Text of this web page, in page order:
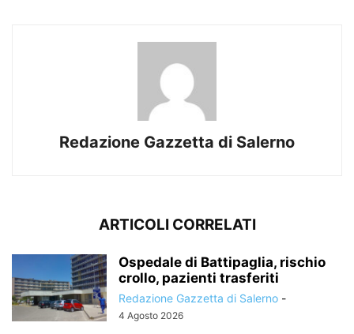
Redazione Gazzetta di Salerno
ARTICOLI CORRELATI
Ospedale di Battipaglia, rischio
crollo, pazienti trasferiti
Redazione Gazzetta di Salerno -
4 Agosto 2026